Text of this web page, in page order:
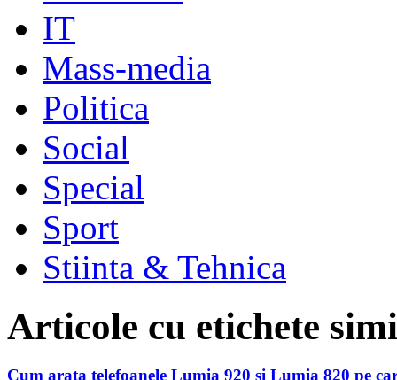
IT
Mass-media
Politica
Social
Special
Sport
Stiinta & Tehnica
Articole cu etichete
Cum arata telefoanele Lumia 920 si Lumia 820 pe